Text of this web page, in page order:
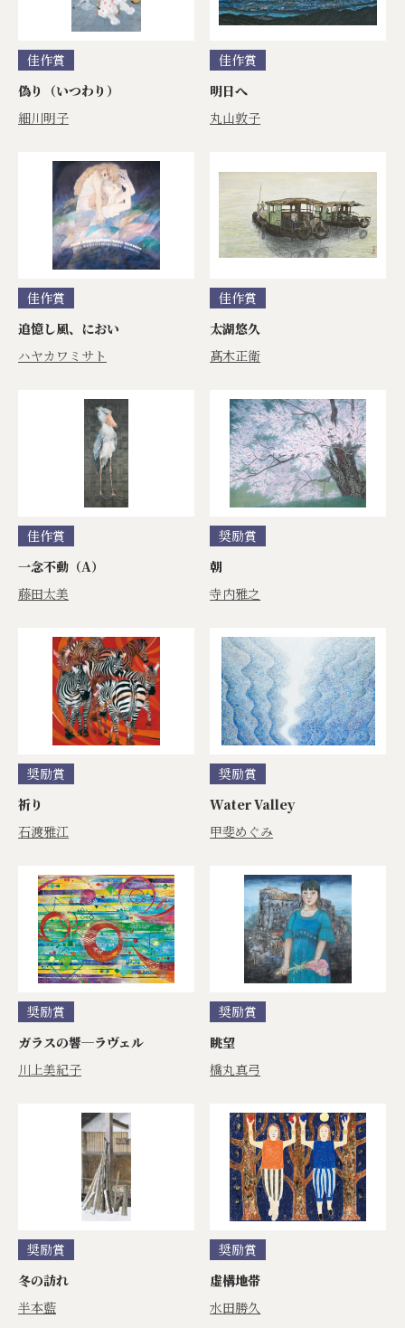
佳作賞
偽り（いつわり）
細川明子
佳作賞
明日へ
丸山敦子
佳作賞
追憶し風、におい
ハヤカワミサト
佳作賞
太湖悠久
髙木正衛
佳作賞
一念不動（A）
藤田太美
奨励賞
朝
寺内雅之
奨励賞
祈り
石渡雅江
奨励賞
Water Valley
甲斐めぐみ
奨励賞
ガラスの響─ラヴェル
川上美紀子
奨励賞
眺望
橋丸真弓
奨励賞
冬の訪れ
半本藍
奨励賞
虚構地帯
水田勝久